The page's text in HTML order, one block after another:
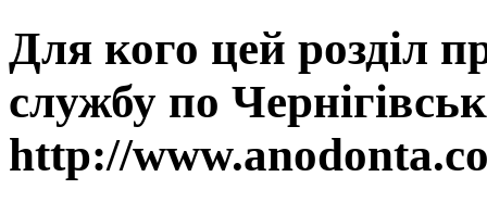
Для кого цей розділ
службу по
http://